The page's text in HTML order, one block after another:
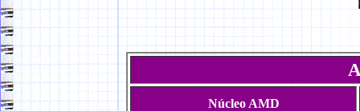
Núcleo AMD